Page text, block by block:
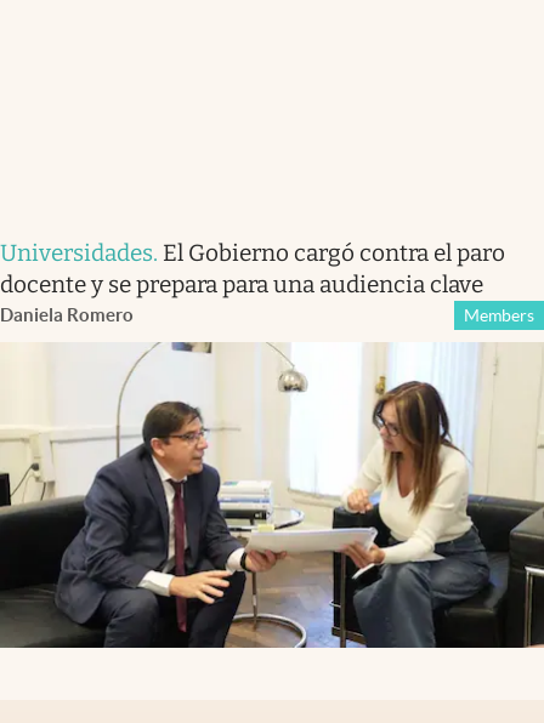
Universidades. El Gobierno cargó contra el paro
docente y se prepara para una audiencia clave
Daniela Romero Members